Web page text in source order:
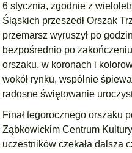
6 stycznia, zgodnie z
Śląskich przeszedł Orszak
przemarsz wyruszył po
bezpośrednio po
orszaku, w koronach i
wokół rynku, wspólnie
radosne świętowanie
Finał tegorocznego orszaku
Ząbkowickim Centrum
uczestników czekała dalsza